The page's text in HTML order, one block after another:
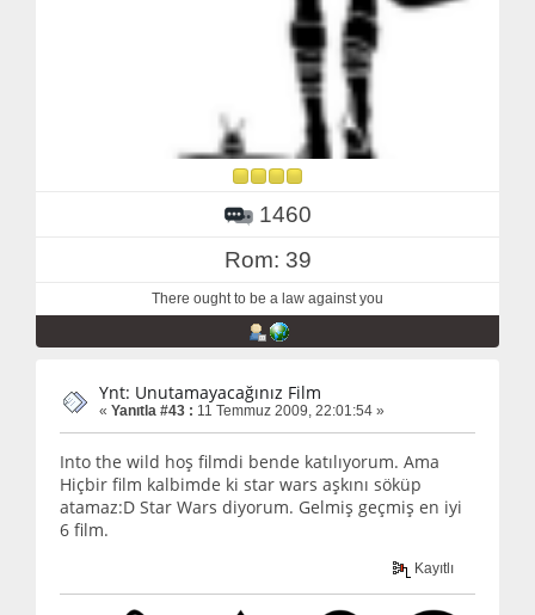
1460
Rom: 39
There ought to be a law against you
Ynt: Unutamayacağınız Film
« Yanıtla #43 : 11 Temmuz 2009, 22:01:54 »
Into the wild hoş filmdi bende katılıyorum. Ama
Hiçbir film kalbimde ki star wars aşkını söküp
atamaz:D Star Wars diyorum. Gelmiş geçmiş en iyi
6 film.
Kayıtlı